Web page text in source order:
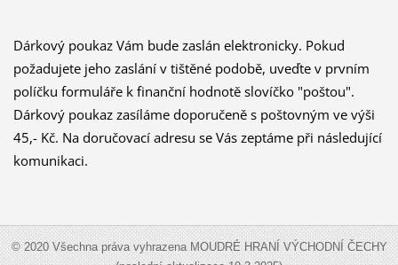
Dárkový poukaz Vám bude zaslán elektronicky. Pokud
požadujete jeho zaslání v tištěné podobě, uveďte v prvním
políčku formuláře k finanční hodnotě slovíčko "poštou".
Dárkový poukaz zasíláme doporučeně s poštovným ve výši
45,- Kč. Na doručovací adresu se Vás zeptáme při následující
komunikaci.
© 2020 Všechna práva vyhrazena MOUDRÉ HRANÍ VÝCHODNÍ ČECHY